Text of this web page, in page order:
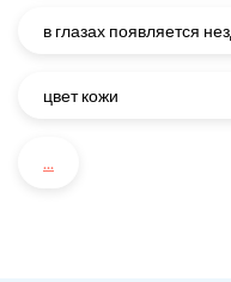
в глазах появляется
цвет кожи
...